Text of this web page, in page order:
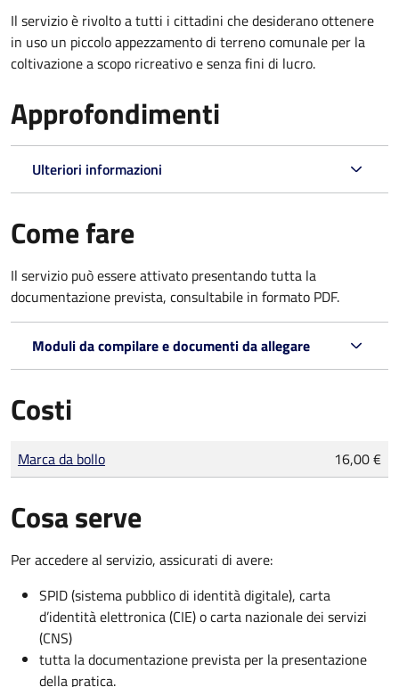
Il servizio è rivolto a tutti i cittadini che desiderano ottenere
in uso un piccolo appezzamento di terreno comunale per la
coltivazione a scopo ricreativo e senza fini di lucro.
Approfondimenti
Ulteriori informazioni
Come fare
Il servizio può essere attivato presentando tutta la
documentazione prevista, consultabile in formato PDF.
Moduli da compilare e documenti da allegare
Costi
Tipo di pagamento
Importo
Marca da bollo 16,00 €
Cosa serve
Per accedere al servizio, assicurati di avere:
SPID (sistema pubblico di identità digitale), carta
d’identità elettronica (CIE) o carta nazionale dei servizi
(CNS)
tutta la documentazione prevista per la presentazione
della pratica.